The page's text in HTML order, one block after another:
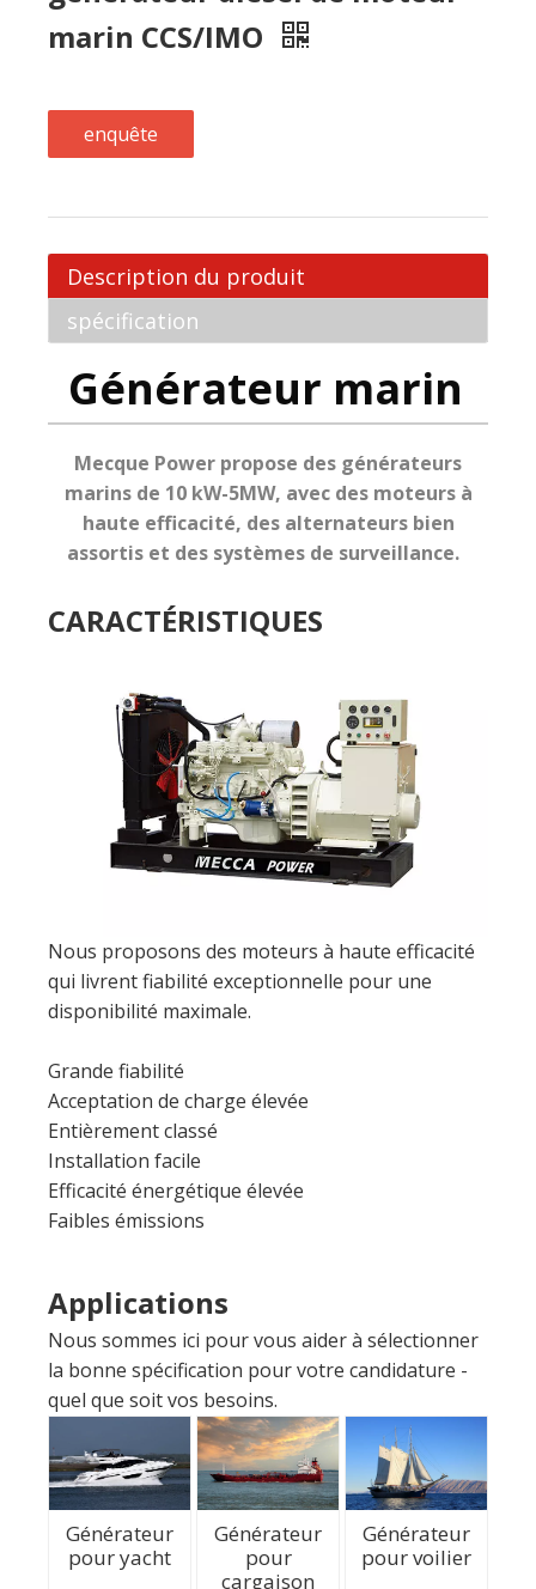
Description du produit
spécification
Générateur marin
Mecque Power propose des générateurs
marins de 10 kW-5MW, avec des moteurs à
haute efficacité, des alternateurs bien
assortis et des systèmes de surveillance.
CARACTÉRISTIQUES
Nous proposons des moteurs à haute efficacité
Grande fiabilité
Acceptation de charge élevée
Installation facile
Efficacité énergétique élevée
Faibles émissions
Applications
la bonne spécification pour votre candidature -
quel que soit vos besoins.